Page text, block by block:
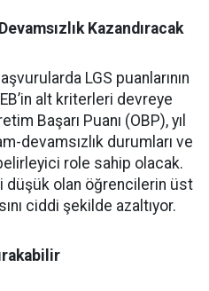
Kazandıracak
LGS puanlarının
alt kriterleri devreye
Başarı Puanı (OBP), yıl
devamsızlık durumları ve
role sahip olacak.
düşük olan öğrencilerin üst
ciddi şekilde azaltıyor.